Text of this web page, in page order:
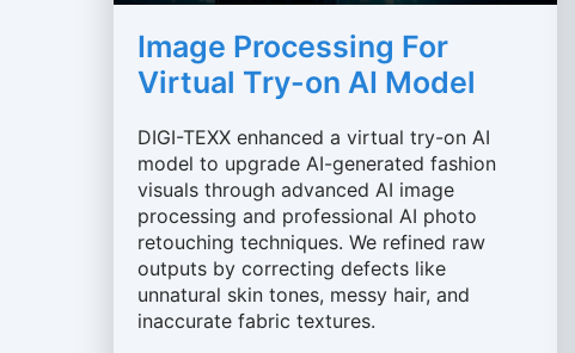
Image Processing For
Virtual Try-on AI Model
DIGI-TEXX enhanced a virtual try-on AI
model to upgrade AI-generated fashion
visuals through advanced AI image
processing and professional AI photo
retouching techniques. We refined raw
outputs by correcting defects like
unnatural skin tones, messy hair, and
inaccurate fabric textures.